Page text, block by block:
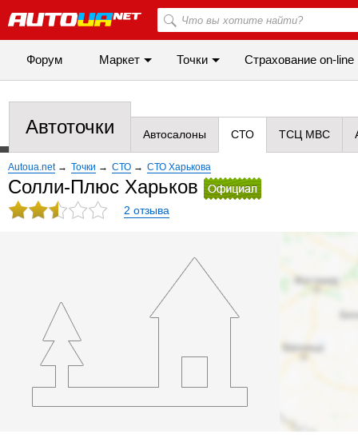
Форум Маркет Точки Cтрахование on-line
Автоточки Автосалоны СТО ТСЦ МВС
Autoua.net → Точки → СТО → СТО Харькова
Солли-Плюс Харьков
2 отзыва